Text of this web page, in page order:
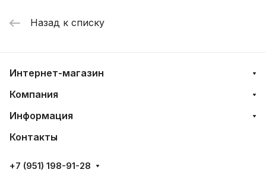
Назад к списку
Интернет-магазин
Компания
Информация
Контакты
+7 (951) 198-91-28